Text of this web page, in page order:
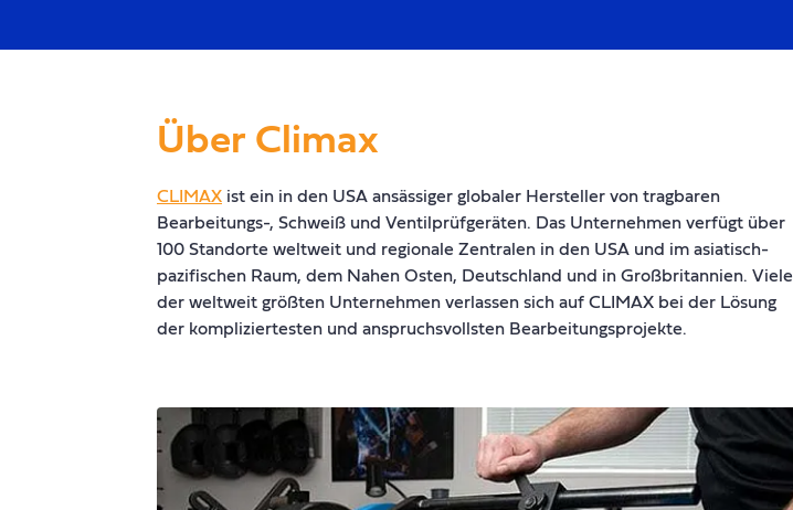
Über Climax
CLIMAX ist ein in den USA ansässiger globaler Hersteller von tragbaren
Bearbeitungs-, Schweiß und Ventilprüfgeräten. Das Unternehmen verfügt über
100 Standorte weltweit und regionale Zentralen in den USA und im asiatisch-
pazifischen Raum, dem Nahen Osten, Deutschland und in Großbritannien. Viele
der weltweit größten Unternehmen verlassen sich auf CLIMAX bei der Lösung
der kompliziertesten und anspruchsvollsten Bearbeitungsprojekte.